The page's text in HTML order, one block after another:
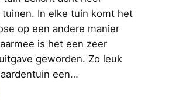
In elke tuin komt het
op een andere manier
is het een zeer
geworden. Zo leuk
een…